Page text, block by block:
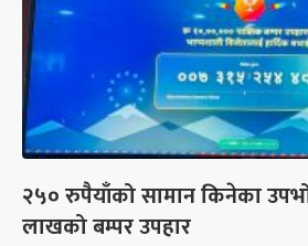
२५० रुपैयाँको सामान किनेका
लाखको बम्पर उपहार